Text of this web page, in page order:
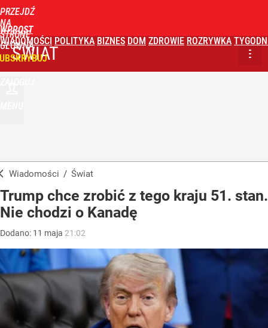
PRZEJDŹ
NA
STRONĘ
GŁÓWNĄ
WPROST
WIADOMOŚCI POLITYKA BIZNES DOM ZDROWIE ROZRYWKA
ŚWIAT
Wiadomości / Świat
Trump chce zrobić z tego kraju 51. stan.
Nie chodzi o Kanadę
Dodano: 11 maja 21:02